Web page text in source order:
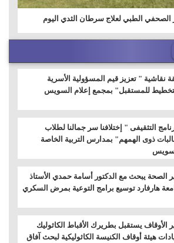
الصحفي الطبي لعلاج سرطان الثدي اليوم
نقاشية " تعزيز قيم المسؤولية الأسرية
للمستقبل" بمجمع إعلام السويس
التثقيفى " إختلافنا سر جمالنا لطلاب
ذوى الهمهم" بمدارس التربية الخاصة
الصحة يبحث مع الدكتور أسامة حمدي الأستاذ
هارفارد توسيع برامج التوعية بمرض السكري
الأوقاف يستقبل بطريرك الأقباط الكاثوليك
هيئة أوقاف الكنيسة الكاثوليكية لبحث آفاق